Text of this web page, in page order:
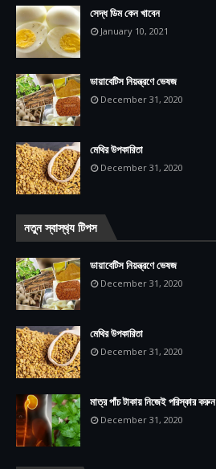
সেদ্ধ ডিম কেন খাবেন
January 10, 2021
ডায়াবেটিস নিয়ন্ত্রণে ভেষজ
December 31, 2020
মেথির উপকারিতা
December 31, 2020
নতুন স্বাস্থ‍্য টিপস
ডায়াবেটিস নিয়ন্ত্রণে ভেষজ
December 31, 2020
মেথির উপকারিতা
December 31, 2020
মাত্র পাঁচ টাকায় নিজেই পরিস্কার
December 31, 2020